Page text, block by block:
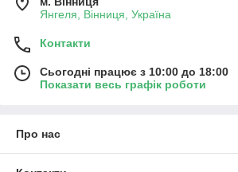
Янгеля, Вінниця, Україна
Контакти
Сьогодні працює з 10:00 до 18:00
Показати весь графік роботи
Про нас